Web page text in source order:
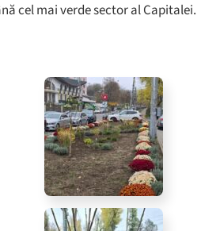
cel mai verde sector al Capitalei.